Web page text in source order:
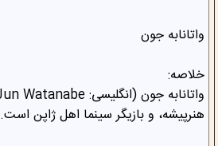
واتانابه جون
خلاصه:
هنرپیشه، و بازیگر سینما اهل ژاپن است.